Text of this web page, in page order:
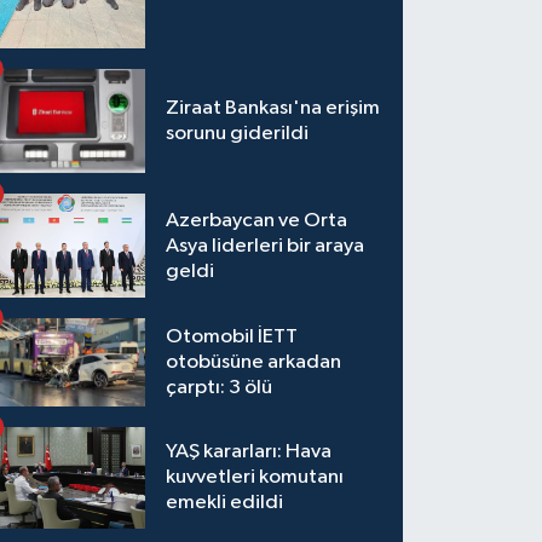
Devlet isterse bir olayı her
Ziraat Bankası'na erişim
sorunu giderildi
Azerbaycan ve Orta
Asya liderleri bir araya
geldi
Otomobil İETT
otobüsüne arkadan
çarptı: 3 ölü
YAŞ kararları: Hava
kuvvetleri komutanı
emekli edildi